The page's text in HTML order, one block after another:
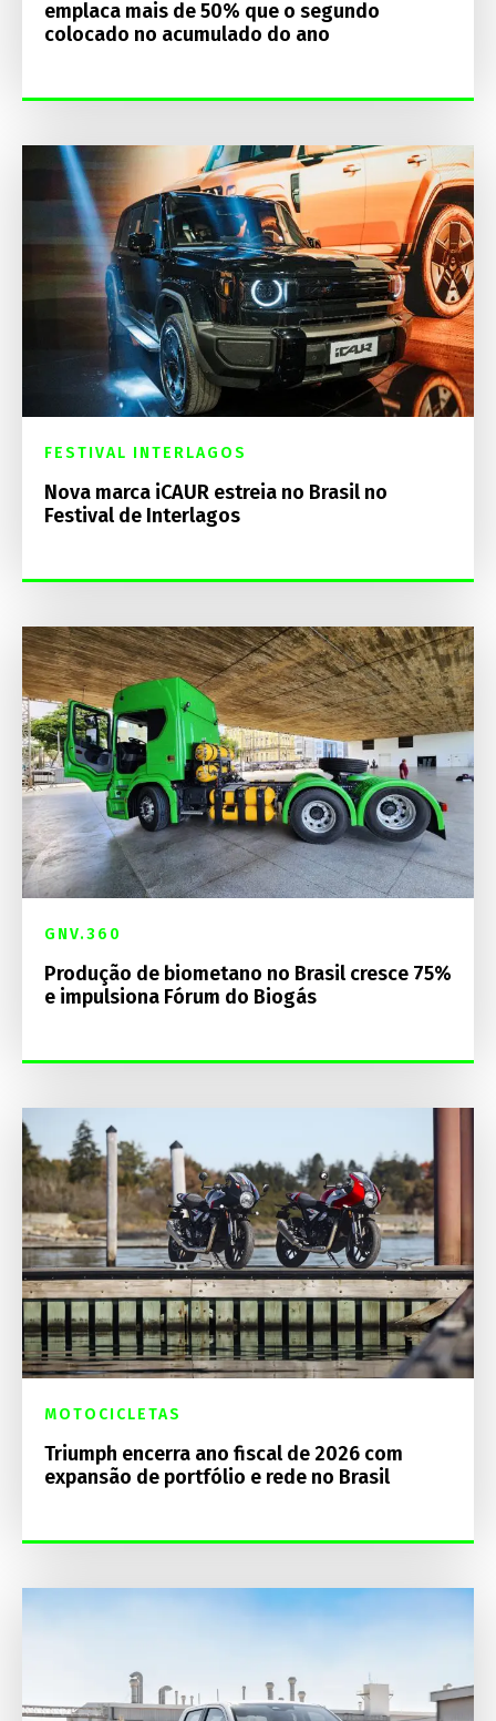
emplaca mais de 50% que o segundo
colocado no acumulado do ano
FESTIVAL INTERLAGOS
Nova marca iCAUR estreia no Brasil no
Festival de Interlagos
GNV.360
Produção de biometano no Brasil cresce 75%
e impulsiona Fórum do Biogás
MOTOCICLETAS
Triumph encerra ano fiscal de 2026 com
expansão de portfólio e rede no Brasil